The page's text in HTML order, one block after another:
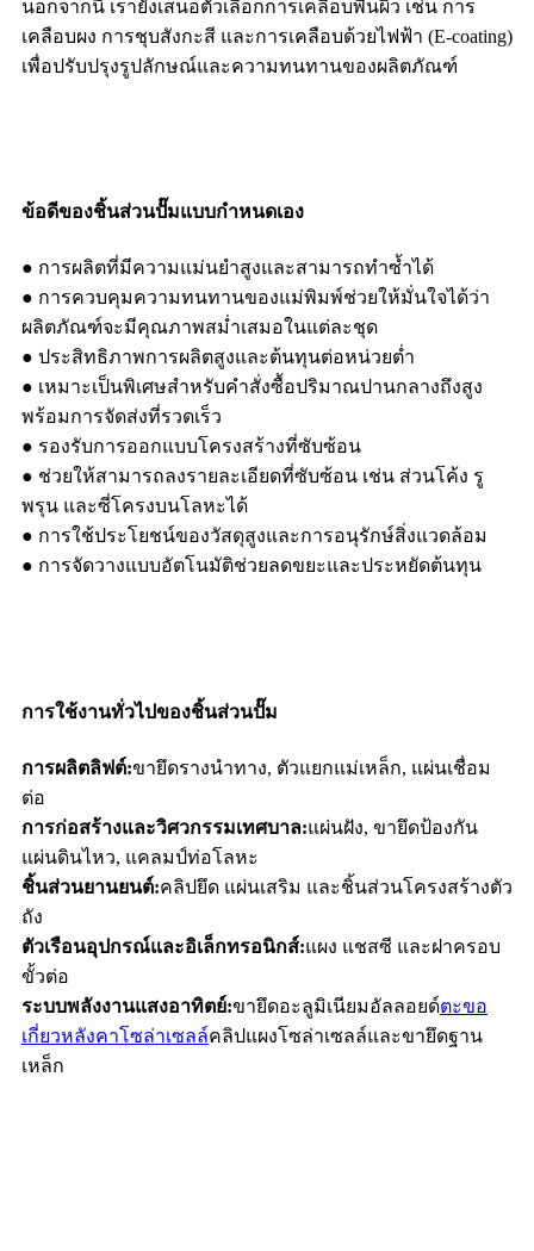
นอกจากนี้ เรายังเสนอตัวเลือกการเคลือบพื้นผิว เช่น การ
เคลือบผง การชุบสังกะสี และการเคลือบด้วยไฟฟ้า (E-coating)
เพื่อปรับปรุงรูปลักษณ์และความทนทานของผลิตภัณฑ์
ข้อดีของชิ้นส่วนปั๊มแบบกำหนดเอง
● การผลิตที่มีความแม่นยำสูงและสามารถทำซ้ำได้
● การควบคุมความทนทานของแม่พิมพ์ช่วยให้มั่นใจได้ว่า
ผลิตภัณฑ์จะมีคุณภาพสม่ำเสมอในแต่ละชุด
● ประสิทธิภาพการผลิตสูงและต้นทุนต่อหน่วยต่ำ
● เหมาะเป็นพิเศษสำหรับคำสั่งซื้อปริมาณปานกลางถึงสูง
พร้อมการจัดส่งที่รวดเร็ว
● รองรับการออกแบบโครงสร้างที่ซับซ้อน
● ช่วยให้สามารถลงรายละเอียดที่ซับซ้อน เช่น ส่วนโค้ง รู
พรุน และซี่โครงบนโลหะได้
● การใช้ประโยชน์ของวัสดุสูงและการอนุรักษ์สิ่งแวดล้อม
● การจัดวางแบบอัตโนมัติช่วยลดขยะและประหยัดต้นทุน
การใช้งานทั่วไปของชิ้นส่วนปั๊ม
การผลิตลิฟต์:ขายึดรางนำทาง, ตัวแยกแม่เหล็ก, แผ่นเชื่อม
ต่อ
การก่อสร้างและวิศวกรรมเทศบาล:แผ่นฝัง, ขายึดป้องกัน
แผ่นดินไหว, แคลมป์ท่อโลหะ
ชิ้นส่วนยานยนต์:คลิปยึด แผ่นเสริม และชิ้นส่วนโครงสร้างตัว
ถัง
ตัวเรือนอุปกรณ์และอิเล็กทรอนิกส์:แผง แชสซี และฝาครอบ
ขั้วต่อ
ระบบพลังงานแสงอาทิตย์:ขายึดอะลูมิเนียมอัลลอยด์ตะขอ
เกี่ยวหลังคาโซล่าเซลล์คลิปแผงโซล่าเซลล์และขายึดฐาน
เหล็ก